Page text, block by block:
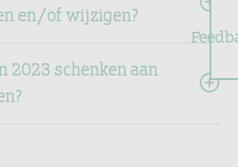
en/of wijzigen?
2023 schenken aan